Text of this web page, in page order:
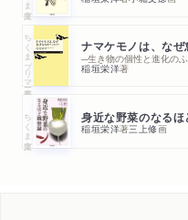
ちくまプリマー新書 ナマケモノは、なぜ
─生き物の個性と進化の
稲垣栄洋著
ちくま文庫 身近な野菜のなるほ
稲垣栄洋著三上修画